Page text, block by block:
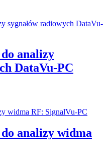
analizy
DataVu-PC
analizy widma